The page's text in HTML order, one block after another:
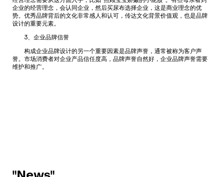
企业的经营理念，会认同企业，然后买尿布选择企业，这是商业理念的优
势。优秀品牌背后的文化非常感人和认可，传达文化背景价值观，也是品牌
设计的重要元素。
3、企业品牌信誉
构成企业品牌设计的另一个重要因素是品牌声誉，通常被称为客户声
誉。市场消费者对企业产品信任度高，品牌声誉自然好，企业品牌声誉需要
维护和推广。